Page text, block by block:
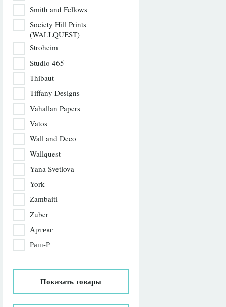
Smith and Fellows
Society Hill Prints
(WALLQUEST)
Stroheim
Studio 465
Thibaut
Tiffany Designs
Vahallan Papers
Vatos
Wall and Deco
Wallquest
Yana Svetlova
York
Zambaiti
Zuber
Артекс
Раш-Р
Показатьтовары